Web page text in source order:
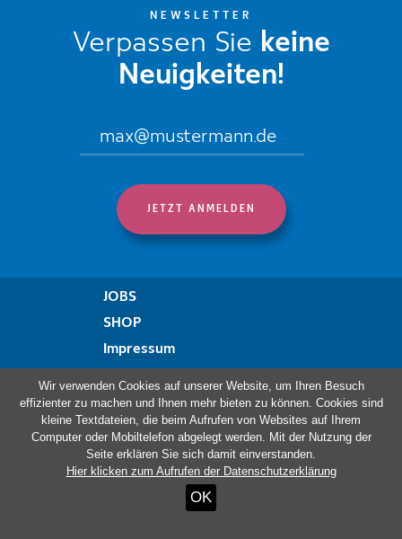
NEWSLETTER
Verpassen Sie keine
Neuigkeiten!
JOBS
SHOP
Impressum
Erklärung zur Barrierefreiheit
Beschwerdeformular
Besuchen Sie auch:
ViDo Ostbelgien
Wir verwenden Cookies auf unserer Website, um Ihren Besuch
effizienter zu machen und Ihnen mehr bieten zu können. Cookies sind
kleine Textdateien, die beim Aufrufen von Websites auf Ihrem
Computer oder Mobiltelefon abgelegt werden. Mit der Nutzung der
Seite erklären Sie sich damit einverstanden.
Hier klicken zum Aufrufen der Datenschutzerklärung
OK